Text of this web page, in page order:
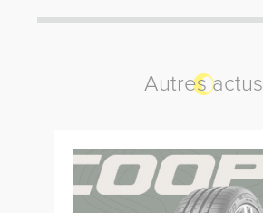
Autres actus